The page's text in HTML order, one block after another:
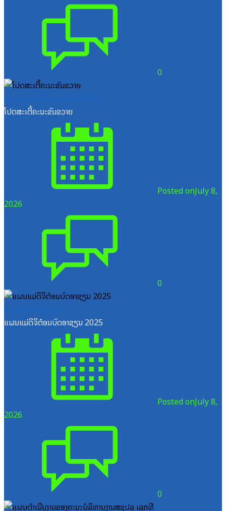
0
ໂປດສະເຕີ້ຄະນະຂົນຂວາຍ
Posted onJuly 8,
2026
0
ແຜນແມ່ດິຈິຕ໋ອນບົດອາຊຽນ 2025
Posted onJuly 8,
2026
0